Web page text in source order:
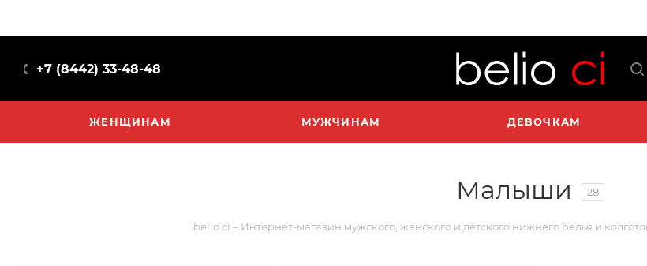
+7 (8442) 33-48-48
ЖЕНЩИНАМ МУЖЧИНАМ ДЕВОЧКАМ
Малыши 28
belio ci – Интернет-магазин мужского, женского и детского нижнего белья и